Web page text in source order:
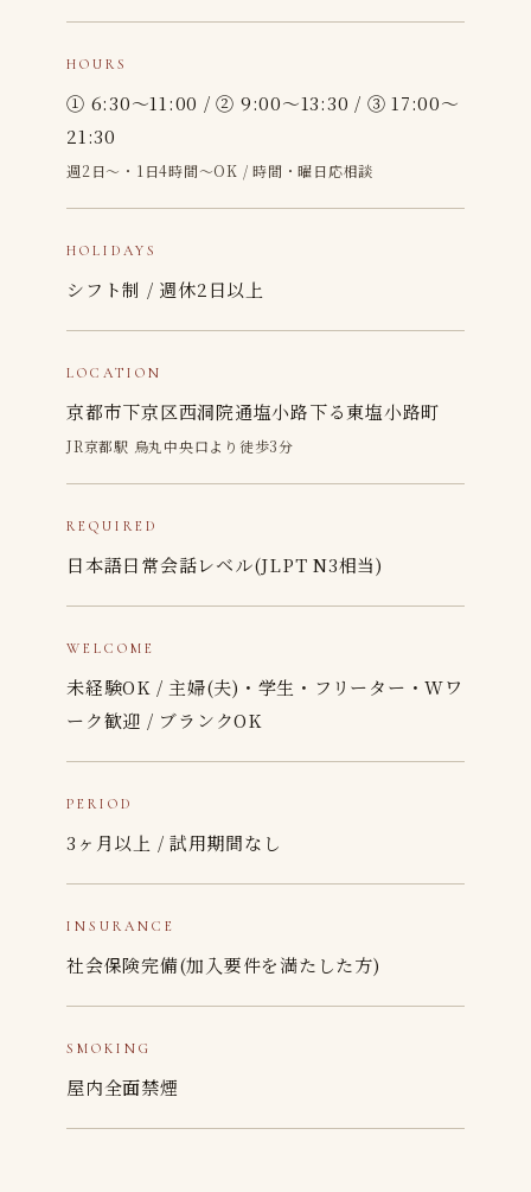
HOURS
① 6:30〜11:00 / ② 9:00〜13:30 / ③ 17:00〜
21:30
週2日〜・1日4時間〜OK / 時間・曜日応相談
HOLIDAYS
シフト制 / 週休2日以上
LOCATION
京都市下京区西洞院通塩小路下る東塩小路町
JR京都駅 烏丸中央口より徒歩3分
REQUIRED
日本語日常会話レベル(JLPT N3相当)
WELCOME
未経験OK / 主婦(夫)・学生・フリーター・Wワ
ーク歓迎 / ブランクOK
PERIOD
3ヶ月以上 / 試用期間なし
INSURANCE
社会保険完備(加入要件を満たした方)
SMOKING
屋内全面禁煙